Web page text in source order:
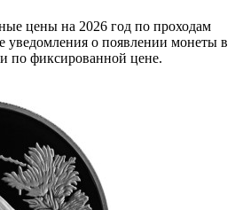
цены на 2026 год по проходам
уведомления о появлении монеты в
по фиксированной цене.